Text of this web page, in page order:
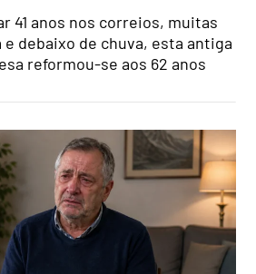
41 anos nos correios, muitas
debaixo de chuva, esta antiga
reformou-se aos 62 anos